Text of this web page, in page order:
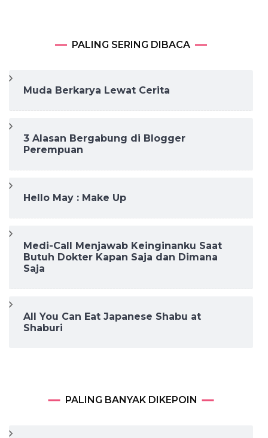
PALING SERING DIBACA
Muda Berkarya Lewat Cerita
3 Alasan Bergabung di Blogger
Perempuan
Hello May : Make Up
Medi-Call Menjawab Keinginanku Saat
Butuh Dokter Kapan Saja dan Dimana
Saja
All You Can Eat Japanese Shabu at
Shaburi
PALING BANYAK DIKEPOIN